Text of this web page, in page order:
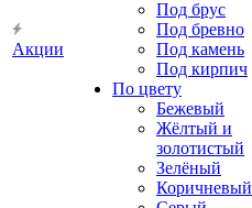
Акции
Под брус
Под бревно
Под камень
Под кирпич
По цвету
Бежевый
Жёлтый и
золотистый
Зелёный
Коричневый